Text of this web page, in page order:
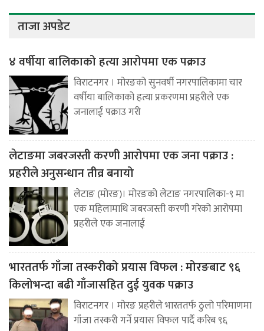
ताजा अपडेट
४ वर्षीया बालिकाको हत्या आरोपमा एक पक्राउ
विराटनगर । मोरङको सुनवर्षी नगरपालिकामा चार
वर्षीया बालिकाको हत्या प्रकरणमा प्रहरीले एक
जनालाई पक्राउ गरी
लेटाङमा जबरजस्ती करणी आरोपमा एक जना पक्राउ :
प्रहरीले अनुसन्धान तीव्र बनायो
लेटाङ (मोरङ)। मोरङको लेटाङ नगरपालिका-९ मा
एक महिलामाथि जबरजस्ती करणी गरेको आरोपमा
प्रहरीले एक जनालाई
भारततर्फ गाँजा तस्करीको प्रयास विफल : मोरङबाट ९६
किलोभन्दा बढी गाँजासहित दुई युवक पक्राउ
विराटनगर । मोरङ प्रहरीले भारततर्फ ठुलो परिमाणमा
गाँजा तस्करी गर्ने प्रयास विफल पार्दै करिब ९६